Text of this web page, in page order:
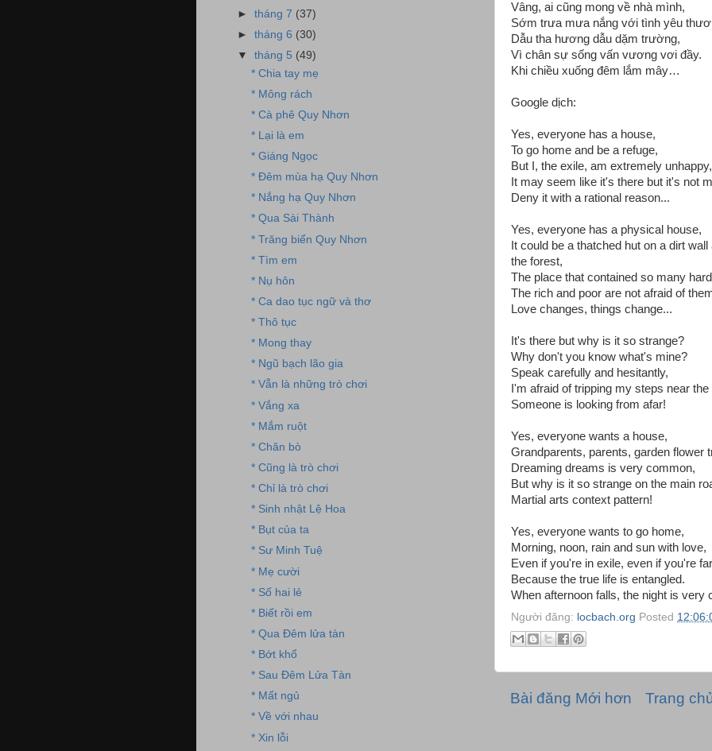
Vâng, ai cũng mong về nhà mình,
Sớm trưa mưa nắng với tình yêu
Dẫu tha hương dẫu dặm trường,
Vì chân sự sống vấn vương vơi đầy.
Khi chiều xuống đêm lắm mây…
Google dịch:
Yes, everyone has a house,
To go home and be a refuge,
But I, the exile, am extremely unhappy,
It may seem like it's there but it's not
Deny it with a rational reason...
Yes, everyone has a physical house,
It could be a thatched hut on a dirt
the forest,
The place that contained so many
The rich and poor are not afraid of
Love changes, things change...
It's there but why is it so strange?
Why don't you know what's mine?
Speak carefully and hesitantly,
I'm afraid of tripping my steps near
Someone is looking from afar!
Yes, everyone wants a house,
Grandparents, parents, garden flower
Dreaming dreams is very common,
But why is it so strange on the main
Martial arts context pattern!
Yes, everyone wants to go home,
Morning, noon, rain and sun with love,
Even if you're in exile, even if you're
Because the true life is entangled.
When afternoon falls, the night is very
Người đăng: locbach.org Posted
Bài đăng Mới hơn Trang
►tháng 7 (37)
►tháng 6 (30)
▼tháng 5 (49)
* Chia tay mẹ
* Mông rách
* Cà phê Quy Nhơn
* Lại là em
* Giáng Ngọc
* Đêm mùa hạ Quy Nhơn
* Nắng hạ Quy Nhơn
* Qua Sài Thành
* Trăng biển Quy Nhơn
* Tìm em
* Nụ hôn
* Ca dao tục ngữ và thơ
* Thô tục
* Mong thay
* Ngũ bạch lão gia
* Vẫn là những trò chơi
* Vắng xa
* Mắm ruột
* Chăn bò
* Cũng là trò chơi
* Chỉ là trò chơi
* Sinh nhật Lệ Hoa
* Bụt của ta
* Sư Minh Tuệ
* Mẹ cười
* Số hai lẻ
* Biết rồi em
* Qua Đêm lửa tàn
* Bớt khổ
* Sau Đêm Lửa Tàn
* Mất ngủ
* Về với nhau
* Xin lỗi